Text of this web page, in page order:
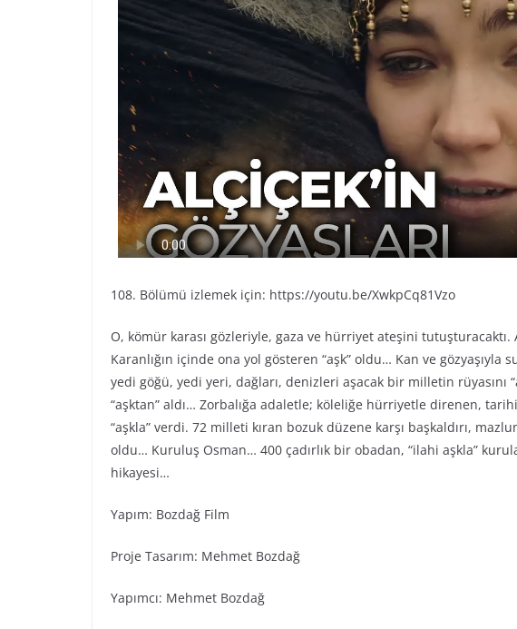
108. Bölümü izlemek için: https://youtu.be/XwkpCq81Vzo
O, kömür karası gözleriyle, gaza ve hürriyet ateşini tutuşturacaktı.
Karanlığın içinde ona yol gösteren “aşk” oldu… Kan ve
yedi göğü, yedi yeri, dağları, denizleri aşacak bir milletin rüyasını
“aşktan” aldı… Zorbalığa adaletle; köleliğe hürriyetle direnen,
“aşkla” verdi. 72 milleti kıran bozuk düzene karşı başkaldırı,
oldu… Kuruluş Osman… 400 çadırlık bir obadan, “ilahi aşkla”
hikayesi…
Yapım: Bozdağ Fi̇lm
Proje Tasarım: Mehmet Bozdağ
Yapımcı: Mehmet Bozdağ